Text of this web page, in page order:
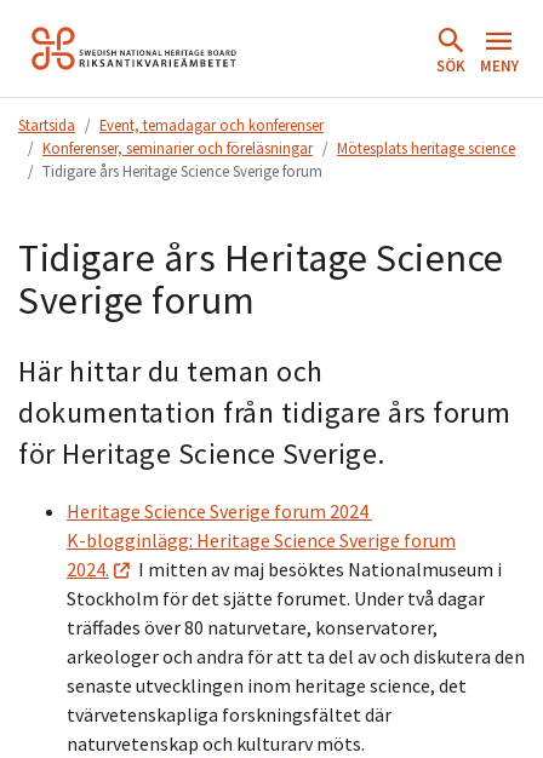
Hoppa
till
SÖK MENY
Startsida
Event, temadagar och konferenser
Konferenser, seminarier och föreläsningar
Mötesplats heritage science
Tidigare års Heritage Science Sverige forum
Tidigare års Heritage Science
Sverige forum
Här hittar du teman och
dokumentation från tidigare års forum
för Heritage Science Sverige.
Heritage Science Sverige forum 2024
K-blogginlägg: Heritage Science Sverige forum
2024.
I mitten av maj besöktes Nationalmuseum i
Stockholm för det sjätte forumet. Under två dagar
träffades över 80 naturvetare, konservatorer,
arkeologer och andra för att ta del av och diskutera den
senaste utvecklingen inom heritage science, det
tvärvetenskapliga forskningsfältet där
naturvetenskap och kulturarv möts.